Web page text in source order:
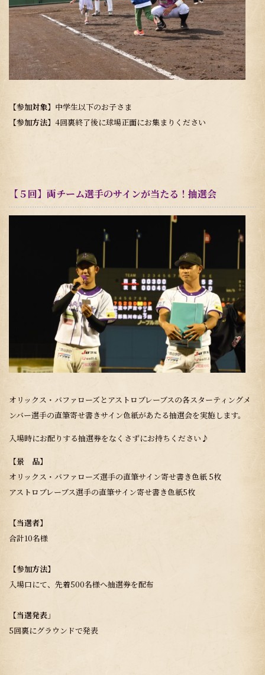
【参加対象】中学生以下のお子さま
【参加方法】4回裏終了後に球場正面にお集まりください
【５回】両チーム選手のサインが当たる！抽選会
オリックス・バファローズとアストロブレーブスの各スターティングメ
ンバー選手の直筆寄せ書きサイン色紙があたる抽選会を実施します。
入場時にお配りする抽選券をなくさずにお持ちください♪
【景 品】
オリックス・バファローズ選手の直筆サイン寄せ書き色紙 5枚
アストロブレーブス選手の直筆サイン寄せ書き色紙5枚
【当選者】
合計10名様
【参加方法】
入場口にて、先着500名様へ抽選券を配布
【当選発表」
5回裏にグラウンドで発表